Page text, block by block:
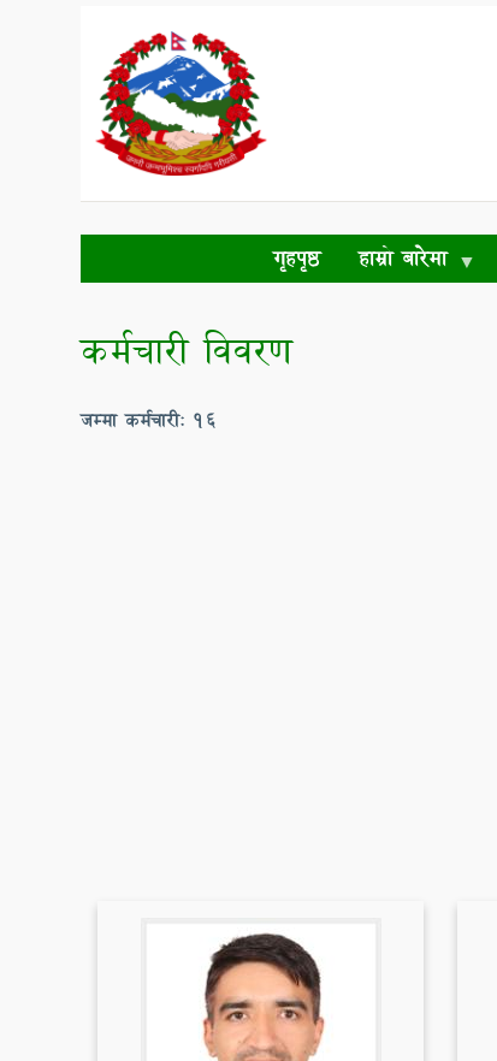
गृहपृष्ठ हाम्रो बारेमा
कर्मचारी विवरण
जम्मा कर्मचारी: 16